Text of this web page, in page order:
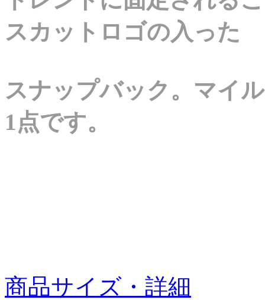
スカットロゴの入った
スナップバック。マイ
1点です。
商品サイズ・詳細